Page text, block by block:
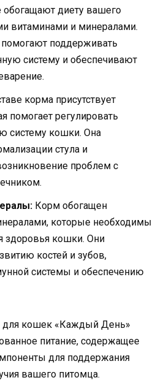
диету вашего
витаминами и минералами.
поддерживать
систему и обеспечивают
корма присутствует
помогает регулировать
систему кошки. Она
стула и
проблем с
Корм обогащен
которые необходимы
здоровья кошки. Они
костей и зубов,
системы и обеспечению
для кошек «Каждый День»
питание, содержащее
для поддержания
вашего питомца.